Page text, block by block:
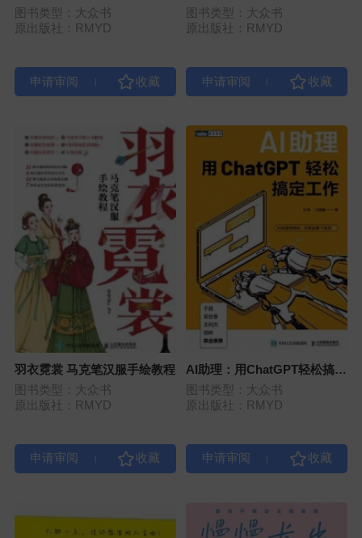
图书类型：大众书
原出版社：RMYD
图书类型：大众书
原出版社：RMYD
羽衣霓裳 马克笔汉服手绘教程
图书类型：大众书
原出版社：RMYD
AI助理：用ChatGPT轻松搞定
工作
图书类型：大众书
原出版社：RMYD